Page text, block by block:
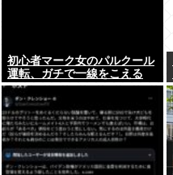
初心者マーク女のパルクール
運転、ガチで一線をこえる